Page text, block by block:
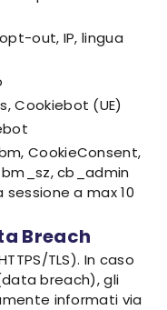
out, IP, lingua
Cookiebot (UE)
CookieConsent,
bm_sz, cb_admin
a max 10
Breach
TLS). In caso
breach), gli
informati via